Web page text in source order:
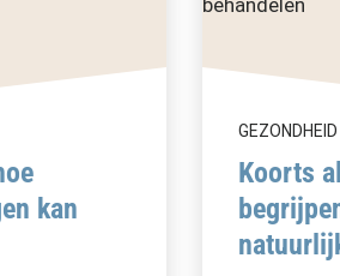
kan
GEZONDHEID
Koorts